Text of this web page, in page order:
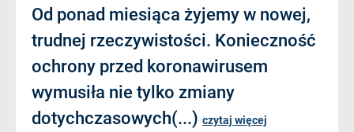
Od ponad miesiąca żyjemy w nowej,
trudnej rzeczywistości. Konieczność
ochrony przed koronawirusem
wymusiła nie tylko zmiany
dotychczasowych(...) czytaj więcej